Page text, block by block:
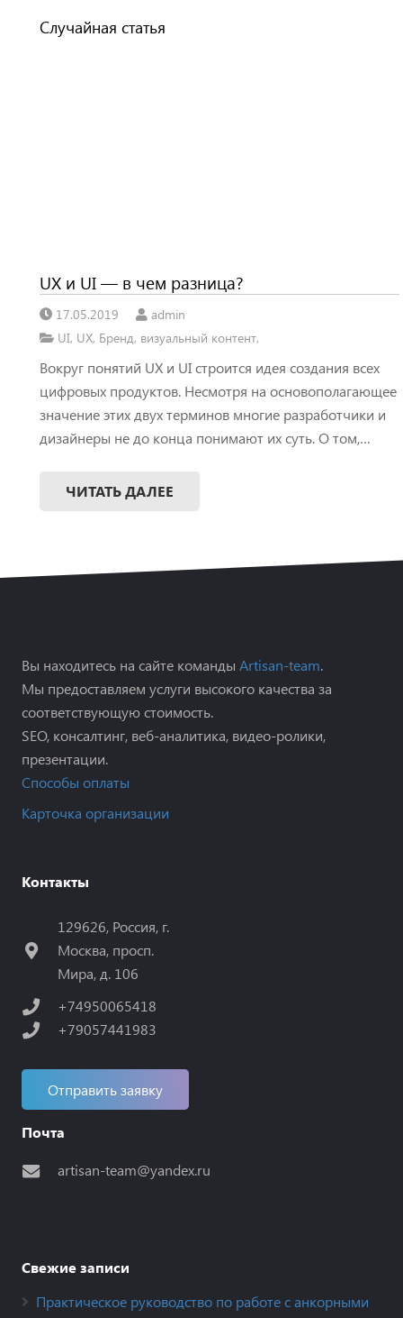
Случайная статья
UX и UI — в чем разница?
17.05.2019
admin
UI, UX, Бренд, визуальный контент,
Вокруг понятий UX и UI строится идея создания всех
цифровых продуктов. Несмотря на основополагающее
значение этих двух терминов многие разработчики и
дизайнеры не до конца понимают их суть. О том,…
ЧИТАТЬ ДАЛЕЕ
Вы находитесь на сайте команды Artisan-team.
Мы предоставляем услуги высокого качества за
соответствующую стоимость.
SEO, консалтинг, веб-аналитика, видео-ролики,
презентации.
Способы оплаты
Карточка организации
Контакты
129626, Россия, г.
Москва, просп.
Мира, д. 106
+74950065418
+79057441983
Отправить заявку
Почта
artisan-team@yandex.ru
Свежие записи
Практическое руководство по работе с анкорными